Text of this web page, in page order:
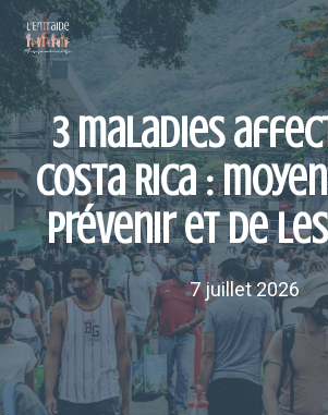
Aller
au
contenu
3 maladies
Costa Rica :
prévenir et de
7 juillet 2026